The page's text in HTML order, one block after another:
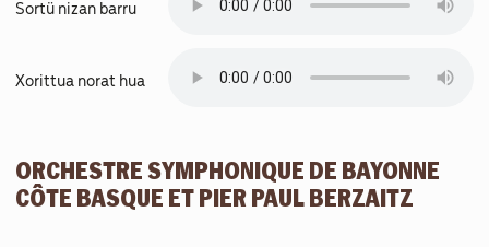
Sortü nizan barru
Xorittua norat hua
ORCHESTRE SYMPHONIQUE DE BAYONNE
CÔTE BASQUE ET PIER PAUL BERZAITZ